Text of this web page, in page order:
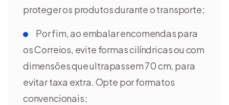
proteger os produtos durante o transporte;
Por fim, ao embalar encomendas para
os Correios, evite formas cilíndricas ou com
dimensões que ultrapassem 70 cm, para
evitar taxa extra. Opte por formatos
convencionais;